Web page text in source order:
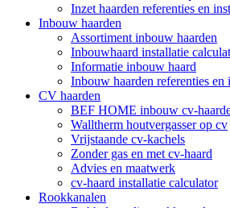
Inzet haarden referenties en
Inbouw haarden
Assortiment inbouw haarden
Inbouwhaard installatie
Informatie inbouw haard
Inbouw haarden referenties en
CV haarden
BEF HOME inbouw cv-
Walltherm houtvergasser op cv
Vrijstaande cv-kachels
Zonder gas en met cv-haard
Advies en maatwerk
cv-haard installatie calculator
Rookkanalen